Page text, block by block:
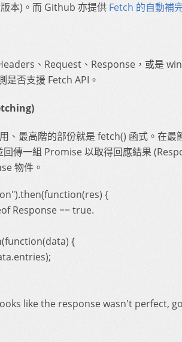
本)。而 Github 亦提供 Fetch 的自動補
、Request、Response，或是
是否支援 Fetch API。
、最高階的部份就是 fetch() 函式。在最
回傳一組 Promise 以取得回應結果
物件。
{
Response == true.
{
like the response wasn't perfect,